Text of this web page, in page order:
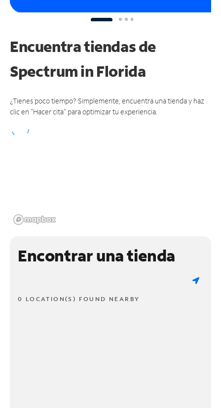
Encuentra tiendas de
Spectrumin Florida
¿Tienes poco tiempo? Simplemente, encuentra una tienda y haz
clic en "Hacer cita" para optimizar tu experiencia.
Encontrar una tienda
0 LOCATION(S) FOUND NEARBY